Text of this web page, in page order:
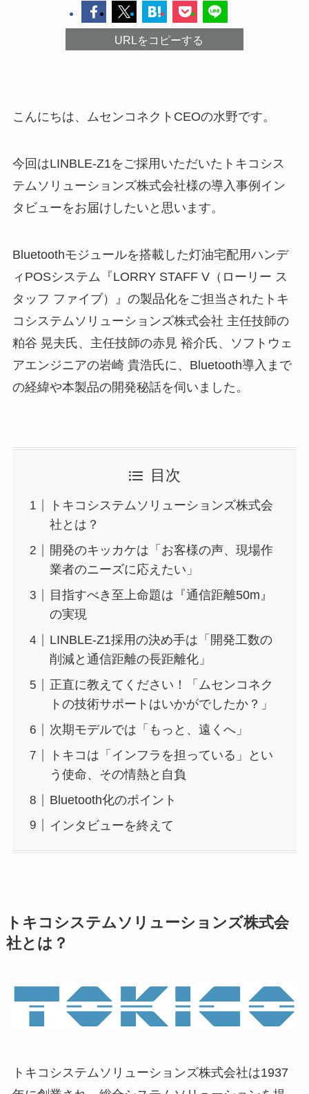
URLをコピーする
こんにちは、ムセンコネクトCEOの水野です。
今回はLINBLE-Z1をご採用いただいたトキコシス
テムソリューションズ株式会社様の導入事例イン
タビューをお届けしたいと思います。
Bluetoothモジュールを搭載した灯油宅配用ハンデ
ィPOSシステム『LORRY STAFF V（ローリー ス
タッフ ファイブ）』の製品化をご担当されたトキ
コシステムソリューションズ株式会社 主任技師の
粕谷 晃夫氏、主任技師の赤見 裕介氏、ソフトウェ
アエンジニアの岩崎 貴浩氏に、Bluetooth導入まで
の経緯や本製品の開発秘話を伺いました。
目次
トキコシステムソリューションズ株式会
社とは？
開発のキッカケは「お客様の声、現場作
業者のニーズに応えたい」
目指すべき至上命題は『通信距離50m』
の実現
LINBLE-Z1採用の決め手は「開発工数の
削減と通信距離の長距離化」
正直に教えてください！「ムセンコネク
トの技術サポートはいかがでしたか？」
次期モデルでは「もっと、遠くへ」
トキコは「インフラを担っている」とい
う使命、その情熱と自負
Bluetooth化のポイント
インタビューを終えて
トキコシステムソリューションズ株式会
社とは？
トキコシステムソリューションズ株式会社は1937